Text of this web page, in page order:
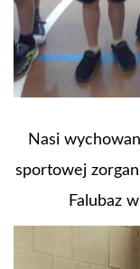
Nasi
sportowej
Falubaz